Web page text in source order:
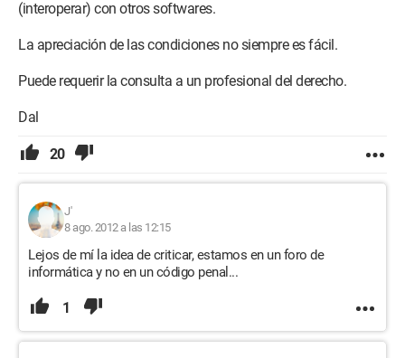
(interoperar) con otros softwares.
La apreciación de las condiciones no siempre es fácil.
Puede requerir la consulta a un profesional del derecho.
Dal
20
J'
8 ago. 2012 a las 12:15
Lejos de mí la idea de criticar, estamos en un foro de
informática y no en un código penal...
1